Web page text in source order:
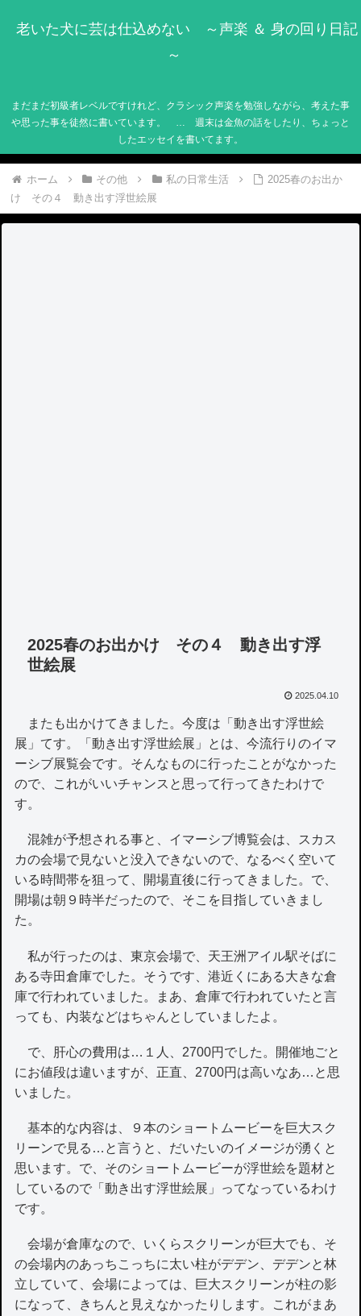
老いた犬に芸は仕込めない ～声楽 ＆ 身の回り日記
～
まだまだ初級者レベルですけれど、クラシック声楽を勉強しながら、考えた事
や思った事を徒然に書いています。 … 週末は金魚の話をしたり、ちょっと
したエッセイを書いてます。
ホーム その他 私の日常生活
2025春のお出か
け その４ 動き出す浮世絵展
2025春のお出かけ その４ 動き出す浮
世絵展
2025.04.10
またも出かけてきました。今度は「動き出す浮世絵
展」てす。「動き出す浮世絵展」とは、今流行りのイマ
ーシブ展覧会です。そんなものに行ったことがなかった
ので、これがいいチャンスと思って行ってきたわけで
す。
混雑が予想される事と、イマーシブ博覧会は、スカス
カの会場で見ないと没入できないので、なるべく空いて
いる時間帯を狙って、開場直後に行ってきました。で、
開場は朝９時半だったので、そこを目指していきまし
た。
私が行ったのは、東京会場で、天王洲アイル駅そばに
ある寺田倉庫でした。そうです、港近くにある大きな倉
庫で行われていました。まあ、倉庫で行われていたと言
っても、内装などはちゃんとしていましたよ。
で、肝心の費用は…１人、2700円でした。開催地ごと
にお値段は違いますが、正直、2700円は高いなあ…と思
いました。
基本的な内容は、９本のショートムービーを巨大スク
リーンで見る…と言うと、だいたいのイメージが湧くと
思います。で、そのショートムービーが浮世絵を題材と
しているので「動き出す浮世絵展」ってなっているわけ
です。
会場が倉庫なので、いくらスクリーンが巨大でも、そ
の会場内のあっちこっちに太い柱がデデン、デデンと林
立していて、会場によっては、巨大スクリーンが柱の影
になって、きちんと見えなかったりします。これがまあ